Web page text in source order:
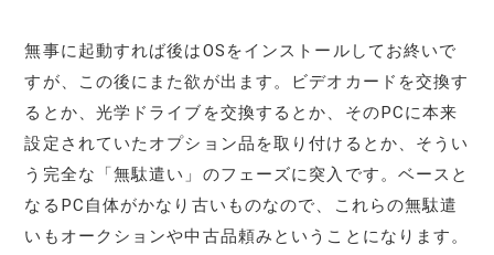
無事に起動すれば後はOSをインストールしてお終いで
すが、この後にまた欲が出ます。ビデオカードを交換す
るとか、光学ドライブを交換するとか、そのPCに本来
設定されていたオプション品を取り付けるとか、そうい
う完全な「無駄遣い」のフェーズに突入です。ベースと
なるPC自体がかなり古いものなので、これらの無駄遣
いもオークションや中古品頼みということになります。